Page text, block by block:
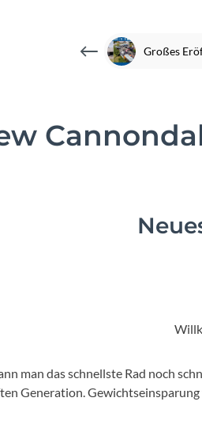
Ghost
Hercules
Mounty
Großes
man das schnellste Rad noch
Generation.